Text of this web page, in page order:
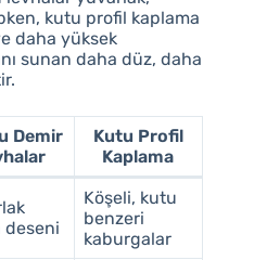
kutu profil kaplama
daha yüksek
sunan daha düz, daha
Demir
Kutu Profil
Kaplama
deseni
Köşeli, kutu
benzeri
kaburgalar